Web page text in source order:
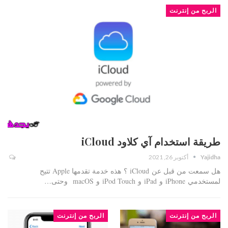
الربح من إنترنت
طريقة استخدام آي كلاود iCloud
Yajidha أكتوبر 26, 2021
هل سمعت من قبل عن iCloud ؟ هذه خدمة تقدمها Apple تتيح
لمستخدمي iPhone و iPad و iPod Touch و macOS وحتى…
الربح من إنترنت الربح من إنترنت